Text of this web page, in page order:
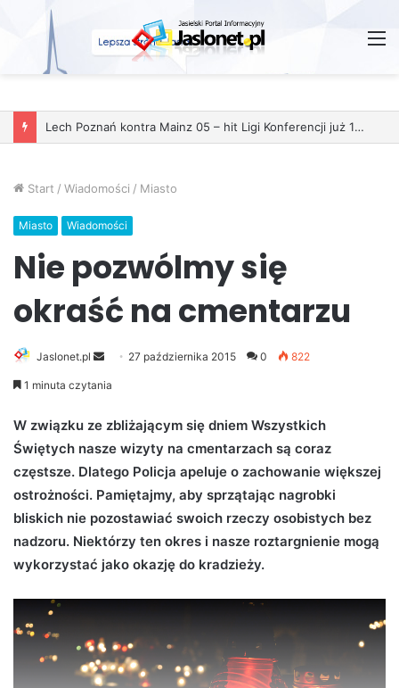
Start / Wiadomości / Miasto
Miasto Wiadomości
Nie pozwólmy się
okraść na cmentarzu
Jaslonet.pl
e
d
a
i
l
27 października 2015 0 822
1 minuta czytania
W związku ze zbliżającym się dniem Wszystkich
Świętych nasze wizyty na cmentarzach są coraz
częstsze. Dlatego Policja apeluje o zachowanie większej
ostrożności. Pamiętajmy, aby sprzątając nagrobki
bliskich nie pozostawiać swoich rzeczy osobistych bez
nadzoru. Niektórzy ten okres i nasze roztargnienie mogą
wykorzystać jako okazję do kradzieży.